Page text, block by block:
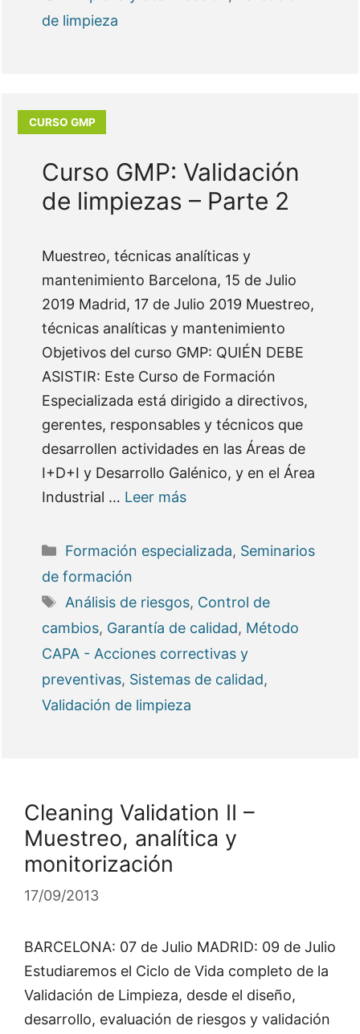
de limpieza
Curso GMP: Validación
de limpiezas – Parte 2
Muestreo, técnicas analíticas y
mantenimiento Barcelona, 15 de Julio
2019 Madrid, 17 de Julio 2019 Muestreo,
técnicas analíticas y mantenimiento
Objetivos del curso GMP: QUIÉN DEBE
ASISTIR: Este Curso de Formación
Especializada está dirigido a directivos,
gerentes, responsables y técnicos que
desarrollen actividades en las Áreas de
I+D+I y Desarrollo Galénico, y en el Área
Industrial … Leer más
Categorías
Formación especializada, Seminarios
de formación
Etiquetas
Análisis de riesgos, Control de
cambios, Garantía de calidad, Método
CAPA - Acciones correctivas y
preventivas, Sistemas de calidad,
Validación de limpieza
Cleaning Validation II –
Muestreo, analítica y
monitorización
17/09/2013
BARCELONA: 07 de Julio MADRID: 09 de Julio
Estudiaremos el Ciclo de Vida completo de la
Validación de Limpieza, desde el diseño,
desarrollo, evaluación de riesgos y validación